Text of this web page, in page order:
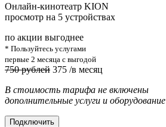
Онлайн-кинотеатр KION
просмотр на 5 устройствах
по акции выгоднее
* Пользуйтесь услугами
первые 2 месяца с выгодой
750 рублей 375 /в месяц
В стоимость тарифа не включены
дополнительные услуги и оборудование
Подключить